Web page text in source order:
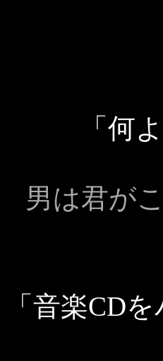
「何
男は君が
「音楽CD